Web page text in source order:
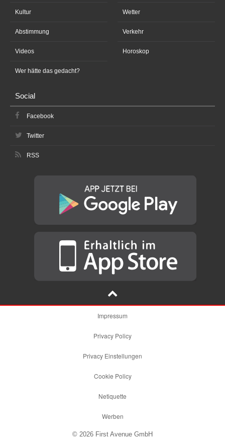
Kultur
Abstimmung
Videos
Wer hätte das gedacht?
Wetter
Verkehr
Horoskop
Social
Facebook
Twitter
RSS
Impressum
Privacy Policy
Privacy Einstellungen
Cookie Policy
Netiquette
Werben
© 2026 First Avenue GmbH